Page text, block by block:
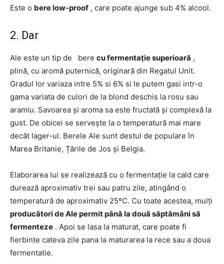
Este o bere low-proof , care poate ajunge sub 4% alcool.
2. Dar
Ale este un tip de bere cu fermentație superioară ,
plină, cu aromă puternică, originară din Regatul Unit.
Gradul lor variaza intre 5% si 6% si le putem gasi intr-o
gama variata de culori de la blond deschis la rosu sau
aramiu. Savoarea și aroma sa este fructată și complexă la
gust. De obicei se servește la o temperatură mai mare
decât lager-ul. Berele Ale sunt destul de populare în
Marea Britanie, Țările de Jos și Belgia.
Elaborarea lui se realizează cu o fermentație la cald care
durează aproximativ trei sau patru zile, atingând o
temperatură de aproximativ 25ºC. Cu toate acestea, mulți
producători de Ale permit până la două săptămâni să
fermenteze . Apoi se lasa la maturat, care poate fi
fierbinte cateva zile pana la maturarea la rece sau a doua
fermentatie.